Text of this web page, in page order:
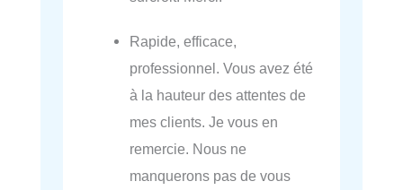
Rapide, efficace,
professionnel. Vous avez été
à la hauteur des attentes de
mes clients. Je vous en
remercie. Nous ne
manquerons pas de vous